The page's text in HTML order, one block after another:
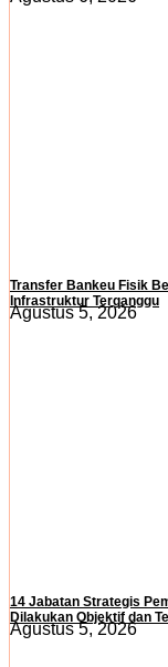
Transfer Bankeu Fisik
Infrastruktur Terganggu
Agustus 5, 2026
14 Jabatan Strategis
Dilakukan Objektif dan
Agustus 5, 2026